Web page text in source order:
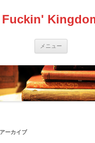
Fuckin'
メニュー
ーカイブ